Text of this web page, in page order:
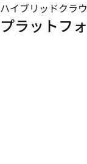
ハイブリッドクラ
プラットフ